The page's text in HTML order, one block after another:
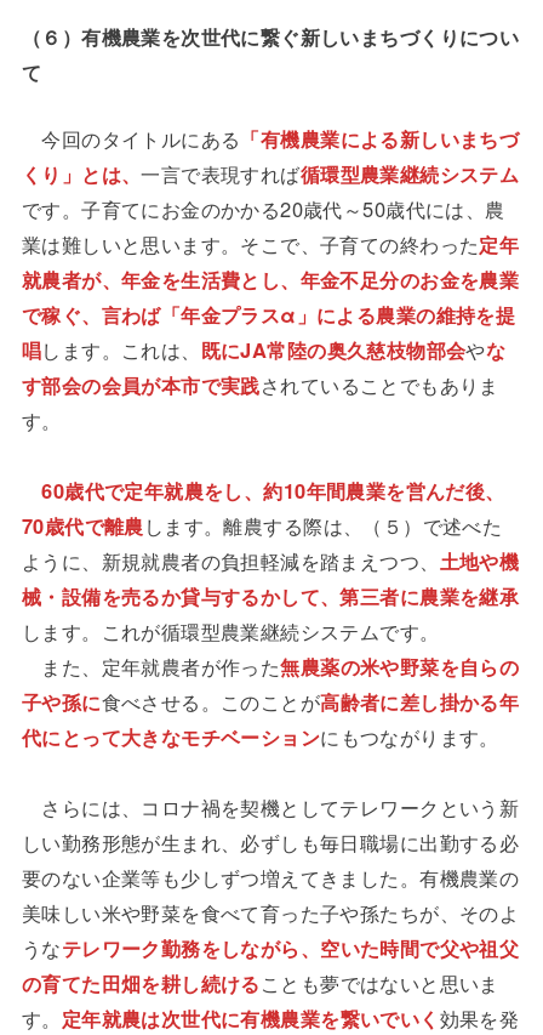
（６）有機農業を次世代に繋ぐ新しいまちづくりについ
て
今回のタイトルにある 「有機農業による新しいまちづ
くり」とは、一言で表現すれば循環型農業継続システム
です。子育てにお金のかかる20歳代～50歳代には、農
業は難しいと思います。そこで、子育ての終わった定年
就農者が、年金を生活費とし、年金不足分のお金を農業
で稼ぐ、言わば「年金プラスα」による農業の維持を提
唱します。これは、 既にJA常陸の奥久慈枝物部会やな
す部会の会員が本市で実践されていることでもありま
す。
60歳代で定年就農をし、約10年間農業を営んだ後、
70歳代で離農 します。離農する際は、（５）で述べた
ように、新規就農者の負担軽減を踏まえつつ、 土地や機
械・設備を売るか貸与するかして、第三者に農業を継承
します。これが循環型農業継続システムです。
また、定年就農者が作った無農薬の米や野菜を自らの
子や孫に食べさせる。このことが高齢者に差し掛かる年
代にとって大きなモチベーションにもつながります。
さらには、コロナ禍を契機としてテレワークという新
しい勤務形態が生まれ、必ずしも毎日職場に出勤する必
要のない企業等も少しずつ増えてきました。有機農業の
美味しい米や野菜を食べて育った子や孫たちが、そのよ
うなテレワーク勤務をしながら、空いた時間で父や祖父
の育てた田畑を耕し続けることも夢ではないと思いま
す。 定年就農は次世代に有機農業を繋いでいく 効果を発